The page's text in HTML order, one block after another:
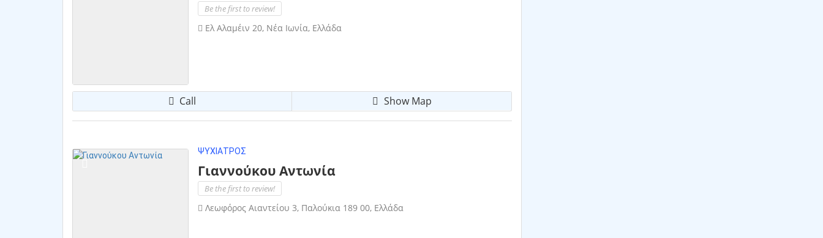
Be the first to review!
Ελ Αλαμέιν 20, Νέα Ιωνία, Ελλάδα
Call Show Map
ΨΥΧΊΑΤΡΟΣ
Γιαννούκου Αντωνία
Be the first to review!
Λεωφόρος Αιαντείου 3, Παλούκια 189 00, Ελλάδα